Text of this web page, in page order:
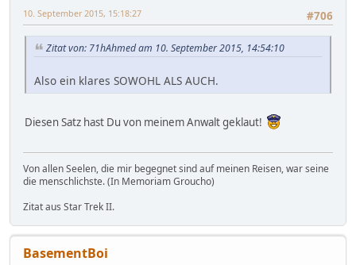
#706
10. September 2015, 15:18:27
Zitat von: 71hAhmed am 10. September 2015, 14:54:10
Also ein klares SOWOHL ALS AUCH.
Diesen Satz hast Du von meinem Anwalt geklaut!
Von allen Seelen, die mir begegnet sind auf meinen Reisen, war seine
die menschlichste. (In Memoriam Groucho)
Zitat aus Star Trek II.
BasementBoi